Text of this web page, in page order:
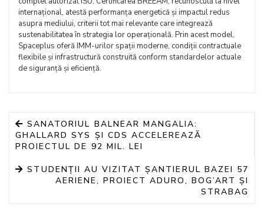
internațional, atestă performanța energetică și impactul redus
asupra mediului, criterii tot mai relevante care integrează
sustenabilitatea în strategia lor operațională. Prin acest model,
Spaceplus oferă IMM-urilor spații moderne, condiții contractuale
flexibile și infrastructură construită conform standardelor actuale
de siguranță și eficiență.
SANATORIUL BALNEAR MANGALIA:
GHALLARD SYS ȘI CDS ACCELEREAZĂ
PROIECTUL DE 92 MIL. LEI
STUDENȚII AU VIZITAT ȘANTIERUL BAZEI 57
AERIENE, PROIECT ADURO, BOG’ART ȘI
STRABAG